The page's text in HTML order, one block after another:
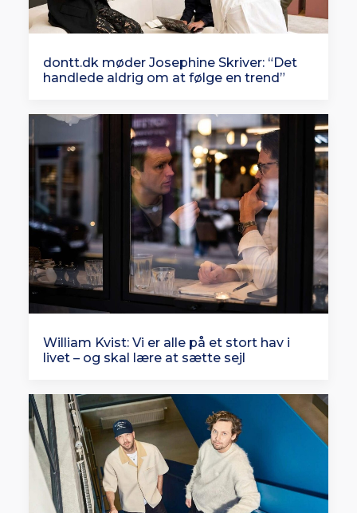
dontt.dk møder Josephine Skriver: “Det
handlede aldrig om at følge en trend”
William Kvist: Vi er alle på et stort hav i
livet – og skal lære at sætte sejl